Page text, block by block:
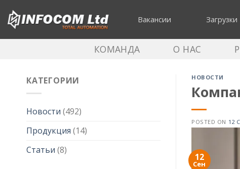
content
Вакансии Загрузки
КОМАНДА О НАС
КАТЕГОРИИ
Новости (492)
Продукция (14)
Статьи (8)
НОВОСТИ
POSTED ON 12
12
Сен